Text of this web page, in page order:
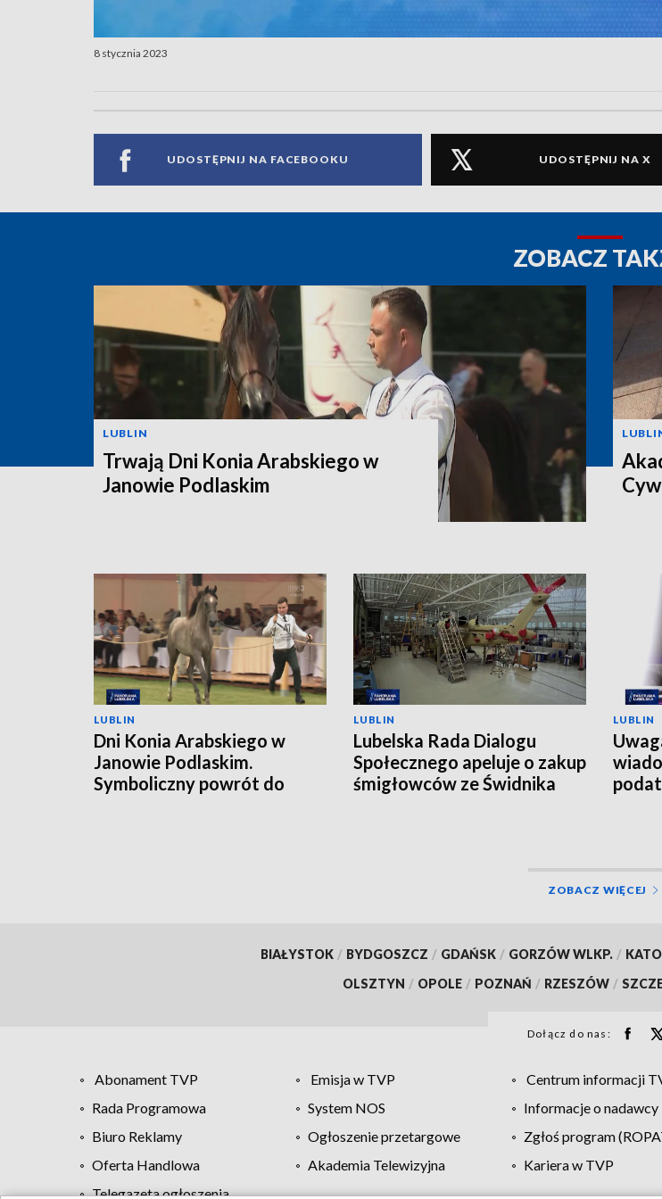
8 stycznia 2023
UDOSTĘPNIJ NA FACEBOOKU UDOSTĘPNIJ NA X
ZOBACZ
LUBLIN
Trwają Dni Konia Arabskiego w
Janowie Podlaskim
LUBLIN
Dni Konia Arabskiego w
Janowie Podlaskim.
Symboliczny powrót do
LUBLIN
Lubelska Rada Dialogu
Społecznego apeluje o zakup
śmigłowców ze Świdnika
LUBLIN
ZOBACZ WIĘCEJ
BIAŁYSTOK / BYDGOSZCZ / GDAŃSK / GORZÓW WLKP. /
OLSZTYN / OPOLE / POZNAŃ / RZESZÓW /
Dołącz do nas:
Abonament TVP Emisja w TVP Centrum informacji
Rada Programowa
System NOS Informacje o nadawcy
Biuro Reklamy
Ogłoszenie przetargowe Zgłoś program
Oferta Handlowa
Akademia Telewizyjna Kariera w TVP
Telegazeta ogłoszenia